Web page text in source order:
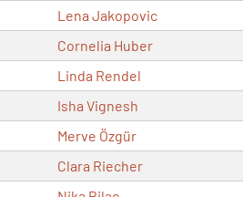
Lena Jakopovic
Cornelia Huber
Linda Rendel
Isha Vignesh
Merve Özgür
Clara Riecher